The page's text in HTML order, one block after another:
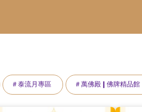
＃泰流月專區 ＃萬佛殿❙佛牌精品館